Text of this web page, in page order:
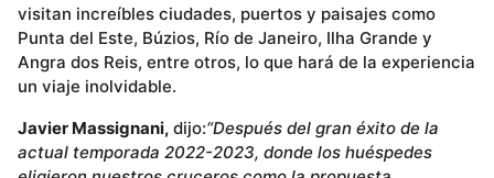
visitan increíbles ciudades, puertos y paisajes como
Punta del Este, Búzios, Río de Janeiro, Ilha Grande y
Angra dos Reis, entre otros, lo que hará de la experiencia
un viaje inolvidable.
Javier Massignani, dijo:“Después del gran éxito de la
actual temporada 2022-2023, donde los huéspedes